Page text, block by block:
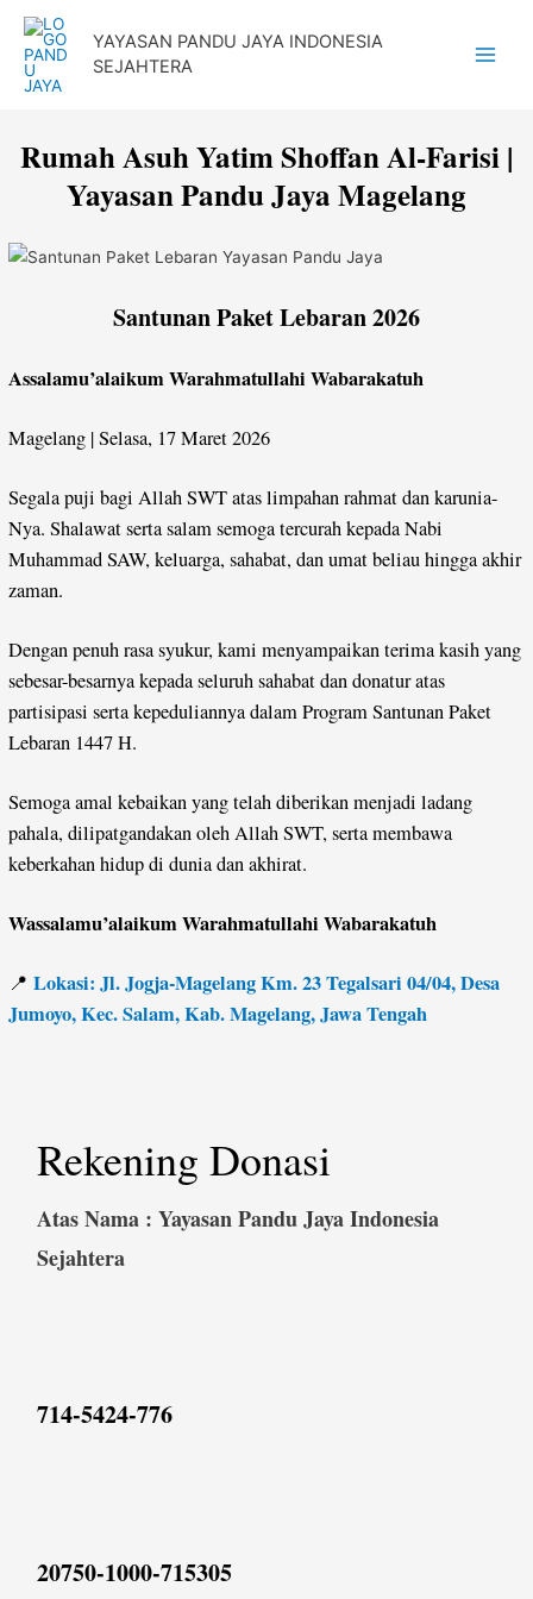
Lewati
konten
YAYASAN PANDU JAYA INDONESIA
SEJAHTERA
Rumah Asuh Yatim Shoffan Al-Farisi |
Yayasan Pandu Jaya Magelang
Santunan Paket Lebaran 2026
Assalamu’alaikum Warahmatullahi Wabarakatuh
Magelang | Selasa, 17 Maret 2026
Segala puji bagi Allah SWT atas limpahan rahmat dan karunia-
Nya. Shalawat serta salam semoga tercurah kepada Nabi
Muhammad SAW, keluarga, sahabat, dan umat beliau hingga akhir
zaman.
Dengan penuh rasa syukur, kami menyampaikan terima kasih yang
sebesar-besarnya kepada seluruh sahabat dan donatur atas
partisipasi serta kepeduliannya dalam Program Santunan Paket
Lebaran 1447 H.
Semoga amal kebaikan yang telah diberikan menjadi ladang
pahala, dilipatgandakan oleh Allah SWT, serta membawa
keberkahan hidup di dunia dan akhirat.
Wassalamu’alaikum Warahmatullahi Wabarakatuh
📍 Lokasi: Jl. Jogja-Magelang Km. 23 Tegalsari 04/04, Desa
Jumoyo, Kec. Salam, Kab. Magelang, Jawa Tengah
Rekening Donasi
Atas Nama : Yayasan Pandu Jaya Indonesia
Sejahtera
714-5424-776
20750-1000-715305